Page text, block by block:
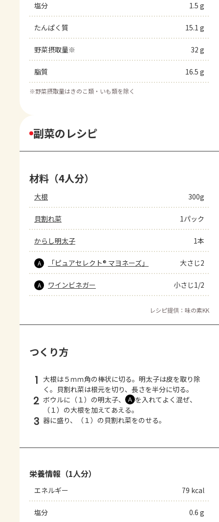
塩分 1.5 g
たんぱく質 15.1 g
野菜摂取量※ 32 g
脂質 16.5 g
※野菜摂取量はきのこ類・いも類を除く
副菜のレシピ
材料（4人分）
大根 300g
貝割れ菜 1パック
からし明太子 1本
A 「ピュアセレクト® マヨネーズ」 大さじ2
A ワインビネガー 小さじ1/2
レシピ提供：味の素KK
つくり方
1 大根は５ｍｍ角の棒状に切る。明太子は皮を取り除
く。貝割れ菜は根元を切り、長さを半分に切る。
2 ボウルに（１）の明太子、 Ａ を入れてよく混ぜ、
（１）の大根を加えてあえる。
3 器に盛り、（１）の貝割れ菜をのせる。
栄養情報（1人分）
エネルギー 79 kcal
塩分 0.6 g